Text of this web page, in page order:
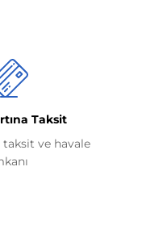
Taksit
taksit ve havale